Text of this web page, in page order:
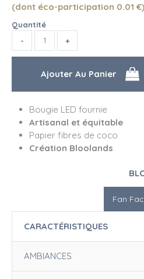
(dont éco-participation 0.01 €)
Quantité
Bougie LED fournie
Artisanal et équitable
Papier fibres de coco
Création Bloolands
Fan
CARACTÉRISTIQUES
AMBIANCES